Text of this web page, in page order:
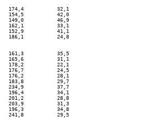
206,5          174,4           32,1
196,5          154,5           42,0
195,9          149,0           46,9
195,2          162,1           33,1
194,0          152,9           41,1
210,9          186,1           24,8
196,8          161,3           35,5
196,7          165,6           31,1
200,3          178,2           22,1
201,2          176,7           24,5
204,3          176,2           28,1
213,5          183,8           29,7
272,6          234,9           37,7
230,5          196,4           34,1
230,0          201,2           28,8
235,2          203,9           31,3
231,1          196,3           34,8
271,3          241,8           29,5